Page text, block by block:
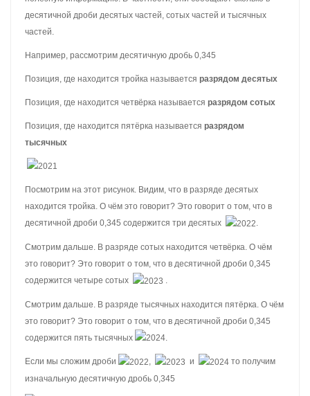
десятичной дроби десятых частей, сотых частей и тысячных
частей.
Например, рассмотрим десятичную дробь 0,345
Позиция, где находится тройка называется разрядом десятых
Позиция, где находится четвёрка называется разрядом сотых
Позиция, где находится пятёрка называется разрядом
тысячных
Посмотрим на этот рисунок. Видим, что в разряде десятых
находится тройка. О чём это говорит? Это говорит о том, что в
десятичной дроби 0,345 содержится три десятых
.
Смотрим дальше. В разряде сотых находится четвёрка. О чём
это говорит? Это говорит о том, что в десятичной дроби 0,345
содержится четыре сотых
.
Смотрим дальше. В разряде тысячных находится пятёрка. О чём
это говорит? Это говорит о том, что в десятичной дроби 0,345
содержится пять тысячных
Если мы сложим дроби , и
то получим
изначальную десятичную дробь 0,345